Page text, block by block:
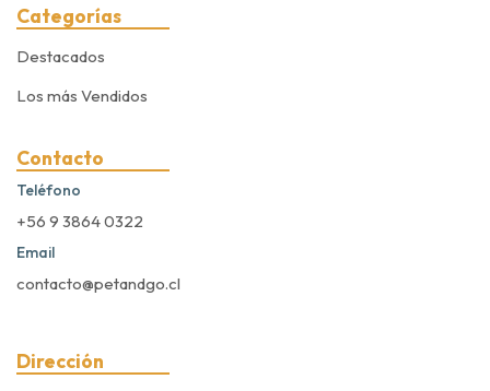
Categorías
Destacados
Los más Vendidos
Contacto
Teléfono
+56 9 3864 0322
Email
contacto@petandgo.cl
Dirección